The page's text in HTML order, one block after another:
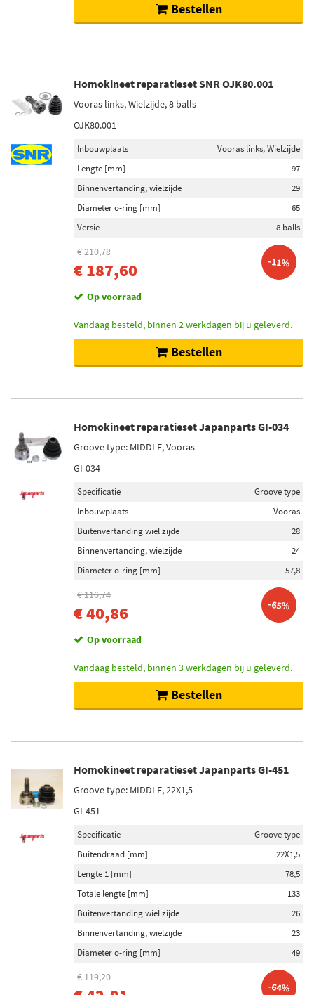
Bestellen
Homokineet reparatieset SNR OJK80.001
Vooras links, Wielzijde, 8 balls
OJK80.001
Inbouwplaats
Vooras links, Wielzijde
Lengte [mm]
97
Binnenvertanding, wielzijde
29
Diameter o-ring [mm]
65
Versie
8 balls
€ 210,78
€ 187,60 -11%
Op voorraad
Vandaag besteld, binnen 2 werkdagen bij u geleverd.
Bestellen
Homokineet reparatieset Japanparts GI-034
Groove type: MIDDLE, Vooras
GI-034
Specificatie
Groove type
Inbouwplaats
Vooras
Buitenvertanding wiel zijde
28
Binnenvertanding, wielzijde
24
Diameter o-ring [mm]
57,8
€ 116,74
€ 40,86 -65%
Op voorraad
Vandaag besteld, binnen 3 werkdagen bij u geleverd.
Bestellen
Homokineet reparatieset Japanparts GI-451
Groove type: MIDDLE, 22X1,5
GI-451
Specificatie
Groove type
Buitendraad [mm]
22X1,5
Lengte 1 [mm]
78,5
Totale lengte [mm]
133
Buitenvertanding wiel zijde
26
Binnenvertanding, wielzijde
23
Diameter o-ring [mm]
49
€ 119,20
-64%